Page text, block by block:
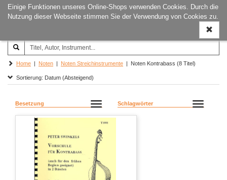
Einige Funktionen unseres Online-Shops verwenden Cookies. Durch die
Nutzung dieser Webseite stimmen Sie der Verwendung von Cookies zu.
ein-/
Joachim‐Trekel‐Musikverlag,
Hamburg
Home | Noten | Noten Streichinstrumente | Noten Kontrabass (8 Titel)
Sortierung: Datum (Absteigend)
Besetzung Schlagwörter